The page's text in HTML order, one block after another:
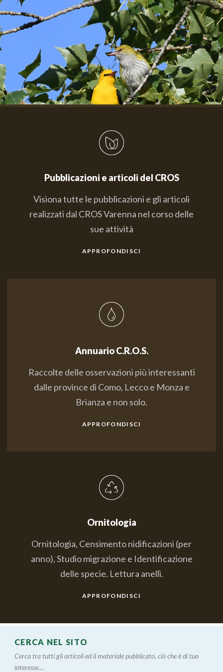
Pubblicazioni e articoli del CROS
Visiona tutte le pubblicazioni e gli articoli
realizzati dal CROS Varenna nel corso delle
sue attività
APPROFONDISCI
Annuario C.R.O.S.
Raccolte delle osservazioni più interessanti
dalle province di Como, Lecco e Monza e
Brianza e non solo.
APPROFONDISCI
Ornitologia
Ornitologia, Censimento nidificazioni (per
anno), Studio migrazione e Identificazione
delle specie. Lettura anelli.
APPROFONDISCI
CERCA NEL SITO
Cerca tra tutti gli articoli ed il materiale pubblicato, ciò che è di tuo
interesse....